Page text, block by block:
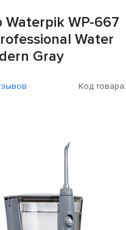
Waterpik WP-667
Water
Gray
Код товара: